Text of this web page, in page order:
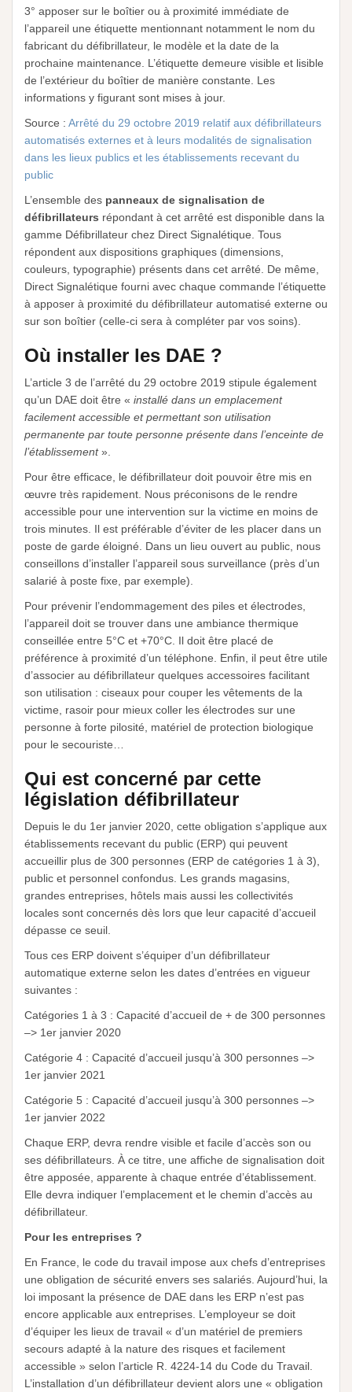
3° apposer sur le boîtier ou à proximité immédiate de
l’appareil une étiquette mentionnant notamment le nom du
fabricant du défibrillateur, le modèle et la date de la
prochaine maintenance. L’étiquette demeure visible et lisible
de l’extérieur du boîtier de manière constante. Les
informations y figurant sont mises à jour.
Source : Arrêté du 29 octobre 2019 relatif aux défibrillateurs
automatisés externes et à leurs modalités de signalisation
dans les lieux publics et les établissements recevant du
public
L’ensemble des panneaux de signalisation de
défibrillateurs répondant à cet arrêté est disponible dans la
gamme Défibrillateur chez Direct Signalétique. Tous
répondent aux dispositions graphiques (dimensions,
couleurs, typographie) présents dans cet arrêté. De même,
Direct Signalétique fourni avec chaque commande l’étiquette
à apposer à proximité du défibrillateur automatisé externe ou
sur son boîtier (celle-ci sera à compléter par vos soins).
Où installer les DAE ?
L’article 3 de l’arrêté du 29 octobre 2019 stipule également
qu’un DAE doit être « installé dans un emplacement
facilement accessible et permettant son utilisation
permanente par toute personne présente dans l’enceinte de
l’établissement».
Pour être efficace, le défibrillateur doit pouvoir être mis en
œuvre très rapidement. Nous préconisons de le rendre
accessible pour une intervention sur la victime en moins de
trois minutes. Il est préférable d’éviter de les placer dans un
poste de garde éloigné. Dans un lieu ouvert au public, nous
conseillons d’installer l’appareil sous surveillance (près d’un
salarié à poste fixe, par exemple).
Pour prévenir l’endommagement des piles et électrodes,
l’appareil doit se trouver dans une ambiance thermique
conseillée entre 5°C et +70°C. Il doit être placé de
préférence à proximité d’un téléphone. Enfin, il peut être utile
d’associer au défibrillateur quelques accessoires facilitant
son utilisation : ciseaux pour couper les vêtements de la
victime, rasoir pour mieux coller les électrodes sur une
personne à forte pilosité, matériel de protection biologique
pour le secouriste…
Qui est concerné par cette
législation défibrillateur
Depuis le du 1er janvier 2020, cette obligation s’applique aux
établissements recevant du public (ERP) qui peuvent
accueillir plus de 300 personnes (ERP de catégories 1 à 3),
public et personnel confondus. Les grands magasins,
grandes entreprises, hôtels mais aussi les collectivités
locales sont concernés dès lors que leur capacité d’accueil
dépasse ce seuil.
Tous ces ERP doivent s’équiper d’un défibrillateur
automatique externe selon les dates d’entrées en vigueur
suivantes :
Catégories 1 à 3 : Capacité d’accueil de + de 300 personnes
–> 1er janvier 2020
Catégorie 4 : Capacité d’accueil jusqu’à 300 personnes –>
1er janvier 2021
Catégorie 5 : Capacité d’accueil jusqu’à 300 personnes –>
1er janvier 2022
Chaque ERP, devra rendre visible et facile d’accès son ou
ses défibrillateurs. À ce titre, une affiche de signalisation doit
être apposée, apparente à chaque entrée d’établissement.
Elle devra indiquer l’emplacement et le chemin d’accès au
défibrillateur.
Pour les entreprises ?
En France, le code du travail impose aux chefs d’entreprises
une obligation de sécurité envers ses salariés. Aujourd’hui, la
loi imposant la présence de DAE dans les ERP n’est pas
encore applicable aux entreprises. L’employeur se doit
d’équiper les lieux de travail « d’un matériel de premiers
secours adapté à la nature des risques et facilement
accessible » selon l’article R. 4224-14 du Code du Travail.
L’installation d’un défibrillateur devient alors une « obligation